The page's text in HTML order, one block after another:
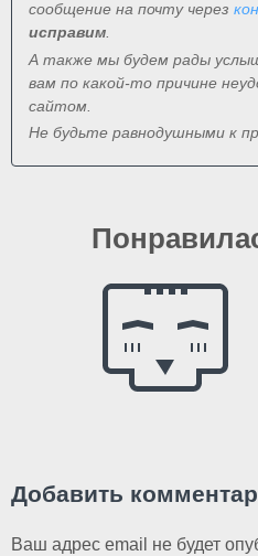
сообщение на почту через
исправим.
А также мы будем рады
вам по какой-то причине
сайтом.
Не будьте равнодушными к
Добавить
Ваш адрес email не будет